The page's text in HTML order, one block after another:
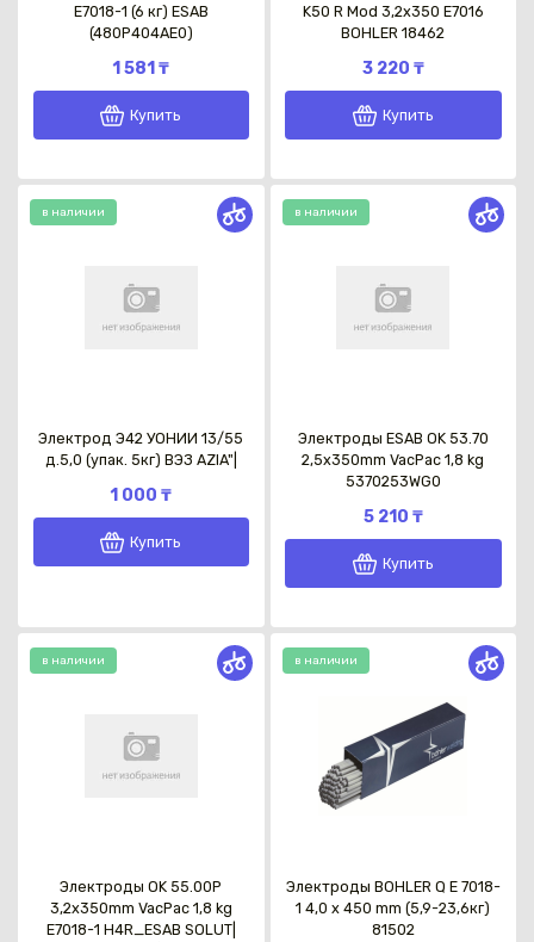
E7018-1 (6 кг) ESAB
(480P404AE0)
1 581 ₸
Купить
K50 R Mod 3,2x350 E7016
BOHLER 18462
3 220 ₸
Купить
в наличии
Электрод Э42 УОНИИ 13/55
д.5,0 (упак. 5кг) ВЭЗ AZIA"|
1 000 ₸
Купить
в наличии
Электроды ESAB OK 53.70
2,5х350mm VacPac 1,8 kg
5370253WG0
5 210 ₸
Купить
в наличии
Электроды OK 55.00P
3,2x350mm VacPac 1,8 kg
E7018-1 H4R_ESAB SOLUT|
в наличии
Электроды BOHLER Q E 7018-
1 4,0 x 450 mm (5,9-23,6кг)
81502